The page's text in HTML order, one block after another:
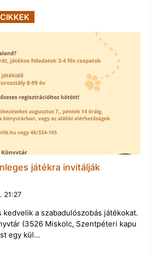
játékra invitálják
21:27
kedvelik a szabadulószobás játékokat.
(3526 Miskolc, Szentpéteri kapu
egy kül…